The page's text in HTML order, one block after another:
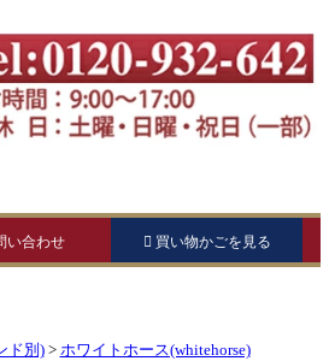
ド別)> ホワイトホース(whitehorse)